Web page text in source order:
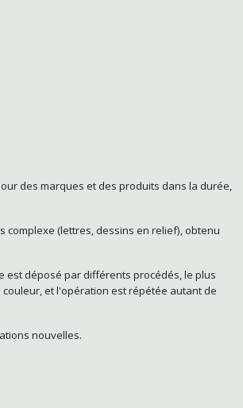
des marques et des produits dans la durée,
complexe (lettres, dessins en relief), obtenu
est déposé par différents procédés, le plus
et l'opération est répétée autant de
nouvelles.